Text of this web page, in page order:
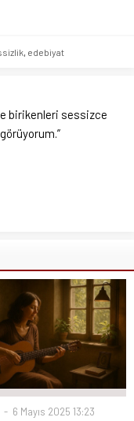
, edebiyat
birikenleri sessizce
6 Mayıs 2025 13:23